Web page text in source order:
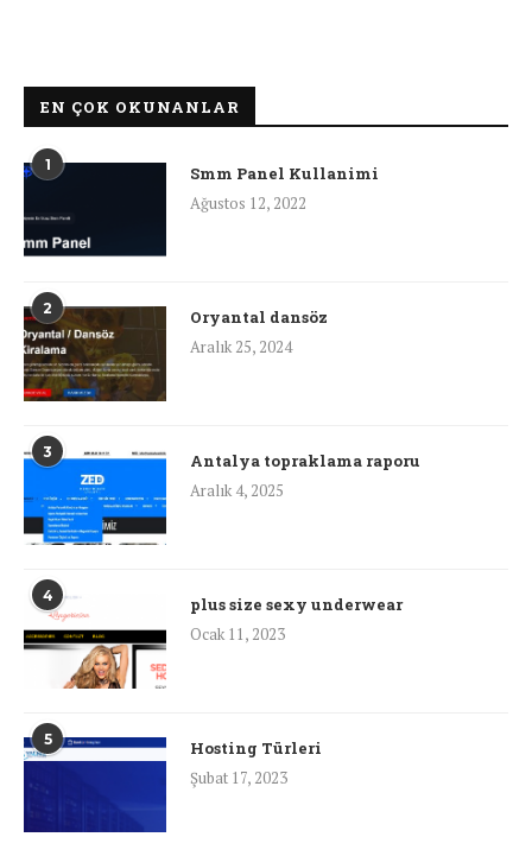
EN ÇOK OKUNANLAR
1
Smm Panel Kullanimi
Ağustos 12, 2022
2
Oryantal dansöz
Aralık 25, 2024
3
Antalya topraklama raporu
Aralık 4, 2025
4
plus size sexy underwear
Ocak 11, 2023
5
Hosting Türleri
Şubat 17, 2023